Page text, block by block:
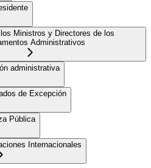
Ministros y Directores de los
Administrativos
administrativa
de Excepción
Pública
Internacionales